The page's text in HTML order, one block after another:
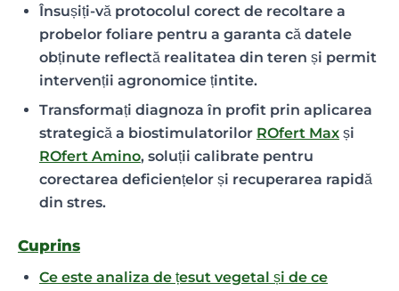
Însușiți-vă protocolul corect de recoltare a
probelor foliare pentru a garanta că datele
obținute reflectă realitatea din teren și permit
intervenții agronomice țintite.
Transformați diagnoza în profit prin aplicarea
strategică a biostimulatorilor ROfert Max și
ROfert Amino, soluții calibrate pentru
corectarea deficiențelor și recuperarea rapidă
din stres.
Cuprins
Ce este analiza de țesut vegetal și de ce